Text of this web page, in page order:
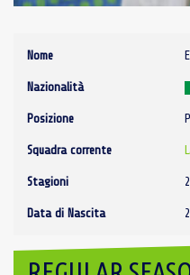
Nome
Nazionalità
Posizione
Squadra corrente
Stagioni
Data di Nascita